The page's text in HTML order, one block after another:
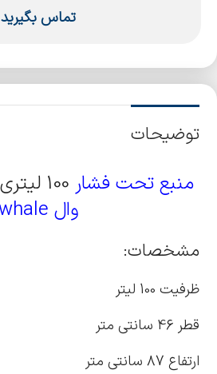
تماس بگیرید
توضیحات
منبع تحت فشار
وال whale
مشخصات:
ظرفیت 100 لیتر
قطر 46 سانتی متر
ارتفاع 87 سانتی متر